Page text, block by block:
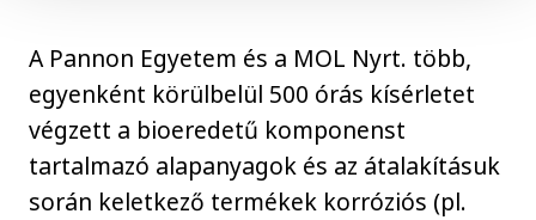
A Pannon Egyetem és a MOL Nyrt. több,
egyenként körülbelül 500 órás kísérletet
végzett a bioeredetű komponenst
tartalmazó alapanyagok és az átalakításuk
során keletkező termékek korróziós (pl.